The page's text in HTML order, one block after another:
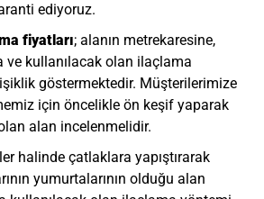
ediyoruz.
fiyatları; alanın metrekaresine,
ve kullanılacak olan ilaçlama
göstermektedir. Müşterilerimize
için öncelikle ön keşif yaparak
alan incelenmelidir.
halinde çatlaklara yapıştırarak
yumurtalarının olduğu alan